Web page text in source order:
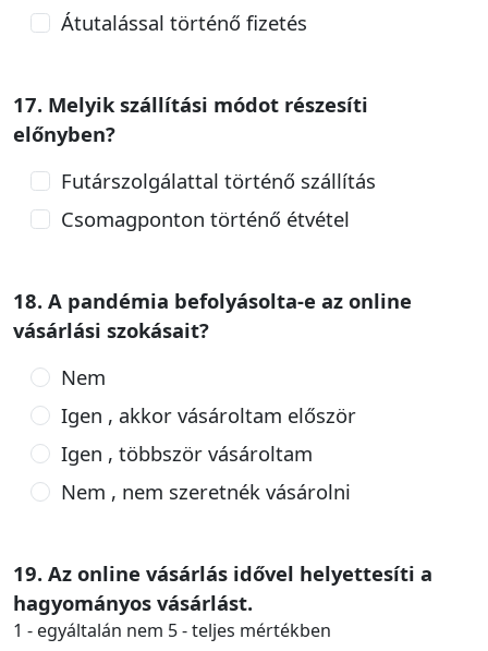
Átutalással történő fizetés
17. Melyik szállítási módot részesíti
előnyben?
Futárszolgálattal történő szállítás
Csomagponton történő étvétel
18. A pandémia befolyásolta-e az online
vásárlási szokásait?
Nem
Igen , akkor vásároltam először
Igen , többször vásároltam
Nem , nem szeretnék vásárolni
19. Az online vásárlás idővel helyettesíti a
hagyományos vásárlást.
1 - egyáltalán nem 5 - teljes mértékben